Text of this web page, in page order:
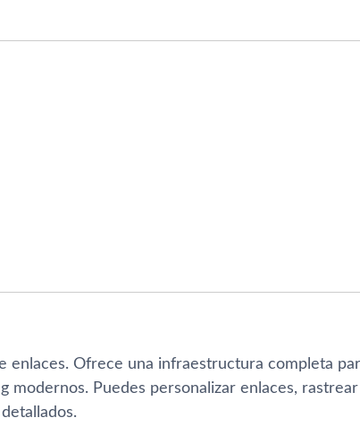
enlaces. Ofrece una infraestructura completa
modernos. Puedes personalizar enlaces, rastrear